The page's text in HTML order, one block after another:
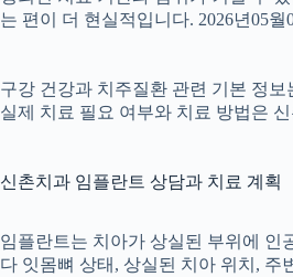
는 편이 더 현실적입니다. 2026년05월
구강 건강과 치주질환 관련 기본 정보
실제 치료 필요 여부와 치료 방법은
신촌치과 임플란트 상담과 치료 계획
임플란트는 치아가 상실된 부위에 인
다 잇몸뼈 상태, 상실된 치아 위치, 주